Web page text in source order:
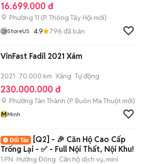
16.699.000 đ
Phường 11 (P. Thông Tây Hội mới)
StoreUS 4.9 796 đã bán
VinFast Fadil 2021 Xám
2021 70.000 km Xăng Tự động
230.000.000 đ
Phường Tân Thành (P. Buôn Ma Thuột mới)
MMinh
[Q2] - 🎉 Căn Hộ Cao Cấp
Trống Lại - ✅ - Full Nội Thất, Nội Khu!
1 PN Hướng Đông Căn hộ dịch vụ, mini